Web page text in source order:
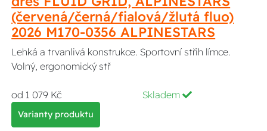
(červená/černá/fialová/žlutá fluo)
2026 M170-0356 ALPINESTARS
Lehká a trvanlivá konstrukce. Sportovní střih límce.
Volný, ergonomický stř
od 1 079 Kč Skladem
Varianty produktu